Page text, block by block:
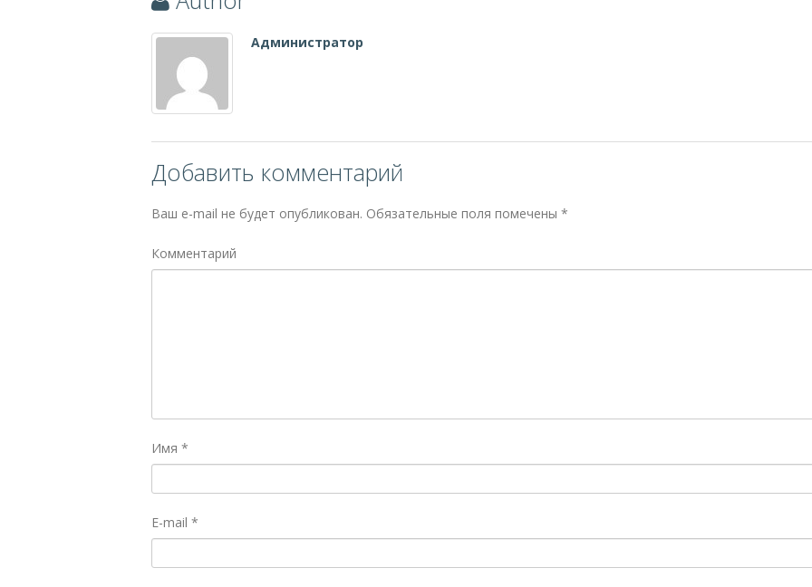
Администратор
Добавить комментарий
Ваш e-mail не будет опубликован. Обязательные поля помечены *
Комментарий
Имя *
E-mail *